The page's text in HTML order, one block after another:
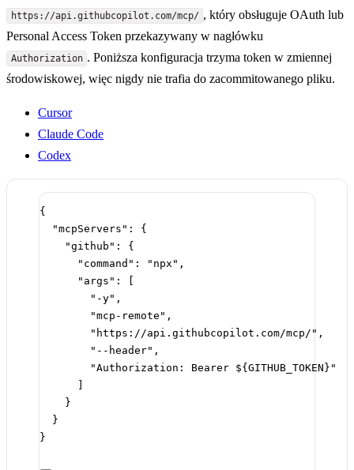
https://api.githubcopilot.com/mcp/ , który obsługuje OAuth lub
Personal Access Token przekazywany w nagłówku
Authorization . Poniższa konfiguracja trzyma token w zmiennej
środowiskowej, więc nigdy nie trafia do zacommitowanego pliku.
Cursor
Claude Code
Codex
{
"mcpServers" : {
"github" : {
"command" : "npx" ,
"args" : [
"-y" ,
"mcp-remote" ,
"https://api.githubcopilot.com/mcp/" ,
"--header" ,
"Authorization: Bearer ${GITHUB_TOKEN}"
}
}
}